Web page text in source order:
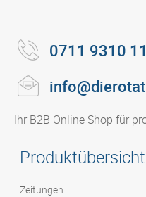
0711 9310
Ihr B2B Online Shop für
Produktübersicht
Zeitungen